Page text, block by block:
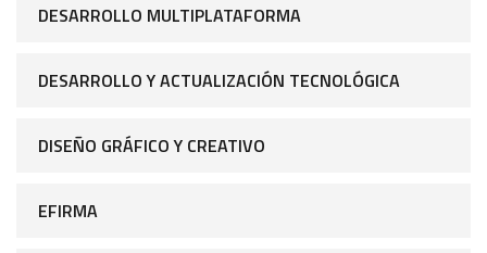
DESARROLLO MULTIPLATAFORMA
DESARROLLO Y ACTUALIZACIÓN TECNOLÓGICA
DISEÑO GRÁFICO Y CREATIVO
EFIRMA